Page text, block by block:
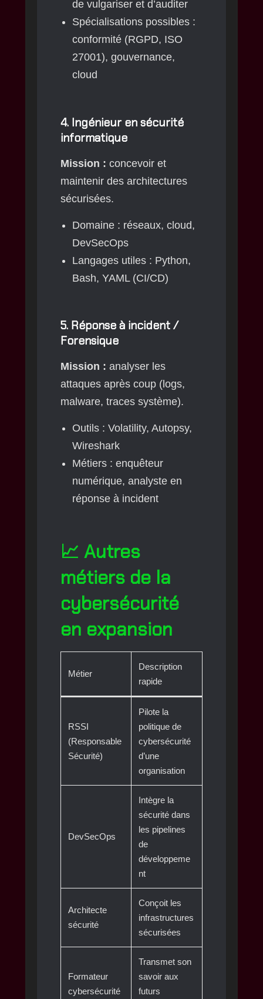
de vulgariser et d’auditer
Spécialisations possibles :
conformité (RGPD, ISO
27001), gouvernance,
cloud
4. Ingénieur en sécurité
informatique
Mission : concevoir et
maintenir des architectures
sécurisées.
Domaine : réseaux, cloud,
DevSecOps
Langages utiles : Python,
Bash, YAML (CI/CD)
5. Réponse à incident /
Forensique
Mission : analyser les
attaques après coup (logs,
malware, traces système).
Outils : Volatility, Autopsy,
Wireshark
Métiers : enquêteur
numérique, analyste en
réponse à incident
📈 Autres
métiers de la
cybersécurité
en expansion
Métier
Description
rapide
RSSI
(Responsable
Sécurité)
Pilote la
politique de
cybersécurité
d’une
organisation
DevSecOps
Intègre la
sécurité dans
les pipelines
de
développeme
nt
Architecte
sécurité
Conçoit les
infrastructures
sécurisées
Formateur
cybersécurité
Transmet son
savoir aux
futurs